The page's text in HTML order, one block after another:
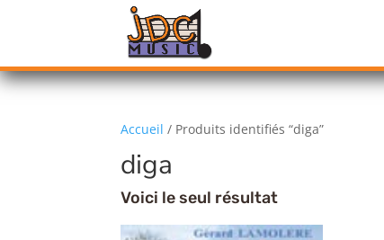
Accueil / Produits identifiés “diga”
diga
Voici le seul résultat